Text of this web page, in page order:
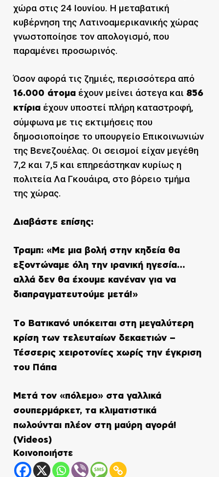
χώρα στις 24 Ιουνίου. Η μεταβατική
κυβέρνηση της Λατινοαμερικανικής χώρας
γνωστοποίησε τον απολογισμό, που
παραμένει προσωρινός.
Όσον αφορά τις ζημιές, περισσότερα από
16.000 άτομαέχουν μείνει άστεγα και 856
κτίριαέχουν υποστεί πλήρη καταστροφή,
σύμφωνα με τις εκτιμήσεις που
δημοσιοποίησε το υπουργείο Επικοινωνιών
της Βενεζουέλας. Οι σεισμοί είχαν μεγέθη
7,2 και 7,5 και επηρεάστηκαν κυρίως η
πολιτεία Λα Γκουάιρα, στο βόρειο τμήμα
της χώρας.
Διαβάστε επίσης:
Τραμπ: «Με μια βολή στην κηδεία θα
εξοντώναμε όλη την ιρανική ηγεσία…
αλλά δεν θα έχουμε κανέναν για να
διαπραγματευτούμε μετά!»
Tο Βατικανό υπόκειται στη μεγαλύτερη
κρίση των τελευταίων δεκαετιών –
Τέσσερις χειροτονίες χωρίς την έγκριση
του Πάπα
Μετά τον «πόλεμο» στα γαλλικά
σουπερμάρκετ, τα κλιματιστικά
πωλούνται πλέον στη μαύρη αγορά!
(Videos)
Κοινοποιήστε